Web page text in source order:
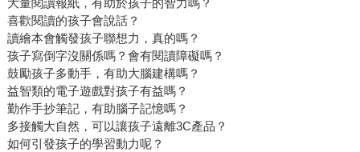
大量閱讀報紙，有助於孩子的智力嗎？
喜歡閱讀的孩子會說話？
讀繪本會觸發孩子聯想力，真的嗎？
孩子寫倒字沒關係嗎？會有閱讀障礙嗎？
鼓勵孩子多動手，有助大腦建構嗎？
益智類的電子遊戲對孩子有益嗎？
勤作手抄筆記，有助腦子記憶嗎？
多接觸大自然，可以讓孩子遠離3C產品？
如何引發孩子的學習動力呢？